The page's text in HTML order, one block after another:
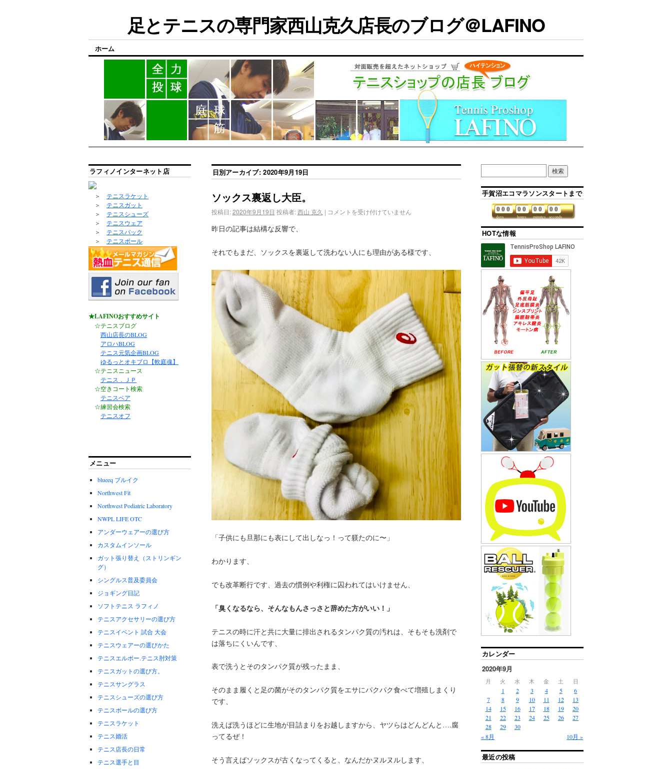
足とテニスの専門家西山克久店長のブログ＠LAFINO
ホーム
日別アーカイブ:2020年9月19日
ソックス裏返し大臣。
投稿日: 2020年9月19日 投稿者: 西山 克久 | コメントを受け付けていません
昨日の記事は結構な反響で、
それでもまだ、ソックスを裏返して洗わない人にも理由がある様です、
「子供にも旦那にも表にして出しなっ！って躾たのに〜」
わかります、
でも改革断行です、過去の慣例や利権に囚われてはいけません、
「臭くなるなら、そんなもんさっさと辞めた方がいい！」
テニスの時に汗と共に大量に排出されるタンパク質の汚れは、そもそも洗剤で
は落ちにくいんです、
表で洗うとそのタンパク質が残ったまま、
そのまま履くと足の菌がそのタンパク質をエサにパクパク食べて増殖しまくり
です、
洗えば洗うほどに生地が目詰まりをお越しますから、ヤツらはどんどんと….腐
ってるぜ！
そう言えばソックスが古くなってくると、なんだかヌルヌルします、
ラフィノインターネット店
＞ テニスラケット
＞ テニスガット
＞ テニスシューズ
＞ テニスウェア
＞ テニスバック
＞ テニスボール
★LAFINOおすすめサイト
☆テニスブログ
西山店長のBLOG
アロハBLOG
テニス元気企画BLOG
ゆるっとオキブロ【軟庭魂】
☆テニスニュース
テニス．ＪＰ
☆空きコート検索
テニスベア
☆練習会検索
テニスオフ
メニュー
blueeq ブルイク
Northwest Fit
Northwest Podiatric Laboratory
NWPL LIFE OTC
アンダーウェアーの選び方
カスタムインソール
ガット張り替え（ストリンギン
グ）
シングルス普及委員会
ジョギング日記
ソフトテニス ラフィノ
テニスアクセサリーの選び方
テニスイベント 試合 大会
テニスウェアーの選びかた
テニスエルボー.テニス肘対策
テニスガットの選び方。
テニスサングラス
テニスシューズの選び方
テニスボールの選び方
テニスラケット
テニス婚活
テニス店長の日常
テニス選手と目
手賀沼エコマラソンスタートまで
days
0 0 0
hours
0 0
minutes
0 0
seconds
0 0
HOTな情報
カレンダー
2020年9月
月 火 水 木 金 土 日
« 8月 10月 »
1 2 3 4 5
6
7
8 9 10 11 12
13
14
15 16 17 18 19
20
21
22 23 24 25 26
27
28
29 30
最近の投稿